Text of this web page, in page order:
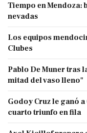
Tiempo en Mendoza:
nevadas
Los equipos
Clubes
Pablo De Muner tras
mitad del vaso lleno"
Godoy Cruz le ganó
cuarto triunfo en fila